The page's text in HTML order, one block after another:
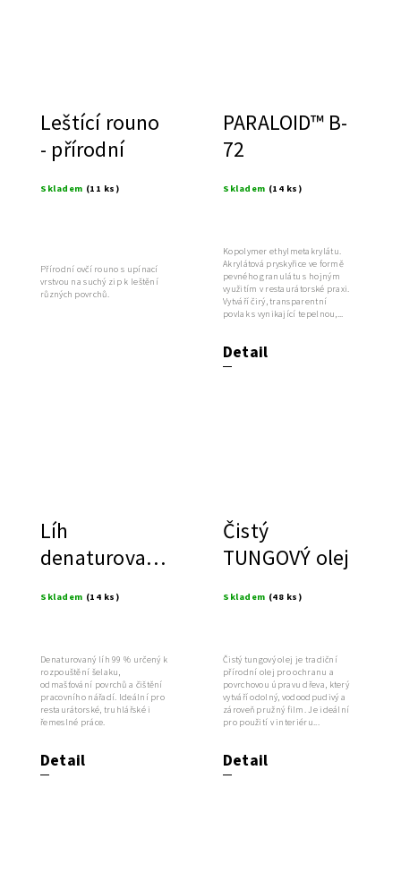
Leštící rouno
- přírodní
Skladem (11 ks)
Přírodní ovčí rouno s upínací
vrstvou na suchý zip k leštění
různých povrchů.
PARALOID™ B-
72
Skladem (14 ks)
Detail
Kopolymer ethylmetakrylátu.
Akrylátová pryskyřice ve formě
pevného granulátu s hojným
využitím v restaurátorské praxi.
Vytváří čirý, transparentní
povlak s vynikající tepelnou,...
Líh
denaturovaný
Skladem (14 ks)
Detail
Denaturovaný líh 99 % určený k
rozpouštění šelaku,
odmašťování povrchů a čištění
pracovního nářadí. Ideální pro
restaurátorské, truhlářské i
řemeslné práce.
Čistý
TUNGOVÝ olej
Skladem (48 ks)
Detail
Čistý tungový olej je tradiční
přírodní olej pro ochranu a
povrchovou úpravu dřeva, který
vytváří odolný, vodoodpudivý a
zároveň pružný film. Je ideální
pro použití v interiéru...